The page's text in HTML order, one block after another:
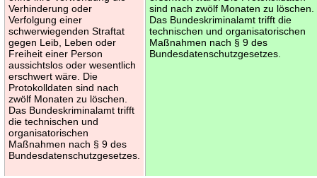
Verhinderung oder
Verfolgung einer
schwerwiegenden Straftat
gegen Leib, Leben oder
Freiheit einer Person
aussichtslos oder wesentlich
erschwert wäre. Die
Protokolldaten sind nach
zwölf Monaten zu löschen.
Das Bundeskriminalamt trifft
die technischen und
organisatorischen
Maßnahmen nach § 9 des
Bundesdatenschutzgesetzes.
sind nach zwölf Monaten zu löschen.
Das Bundeskriminalamt trifft die
technischen und organisatorischen
Maßnahmen nach § 9 des
Bundesdatenschutzgesetzes.